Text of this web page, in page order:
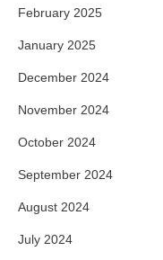
February 2025
January 2025
December 2024
November 2024
October 2024
September 2024
August 2024
July 2024